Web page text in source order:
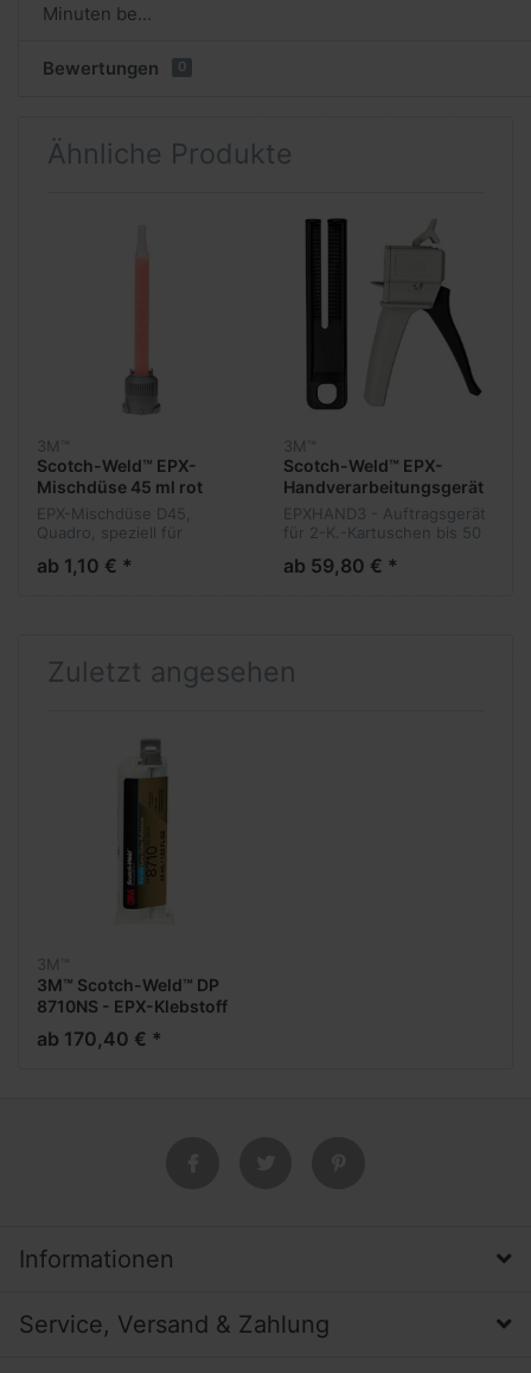
Minuten be...
Bewertungen 0
Ähnliche Produkte
3M™
Scotch-Weld™ EPX-
Mischdüse 45 ml rot
EPX-Mischdüse D45,
Quadro, speziell für
usw. mit
ab 1,10 € *
3M™
Scotch-Weld™ EPX-
Handverarbeitungsgerät
bis 50 ml
EPXHAND3 - Auftragsgerät
für 2-K.-Kartuschen bis 50
Vorschubkolben
ab 59,80 € *
Zuletzt angesehen
3M™
3M™ Scotch-Weld™ DP
8710NS - EPX-Klebstoff
*NEU*
ab 170,40 € *
Informationen
Service, Versand & Zahlung